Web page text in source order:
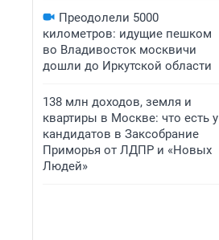
Преодолели 5000
километров: идущие пешком
во Владивосток москвичи
дошли до Иркутской области
138 млн доходов, земля и
квартиры в Москве: что есть у
кандидатов в Заксобрание
Приморья от ЛДПР и «Новых
Людей»